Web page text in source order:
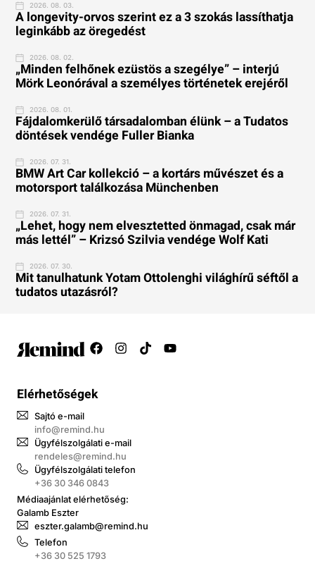
2026. 08. 03.
A longevity-orvos szerint ez a 3 szokás lassíthatja
leginkább az öregedést
2026. 08. 02.
„Minden felhőnek ezüstös a szegélye” – interjú
Mörk Leonórával a személyes történetek erejéről
2026. 08. 01.
Fájdalomkerülő társadalomban élünk – a Tudatos
döntések vendége Fuller Bianka
2026. 07. 31.
BMW Art Car kollekció – a kortárs művészet és a
motorsport találkozása Münchenben
2026. 07. 31.
„Lehet, hogy nem elvesztetted önmagad, csak már
más lettél” – Krizsó Szilvia vendége Wolf Kati
2026. 07. 30.
Mit tanulhatunk Yotam Ottolenghi világhírű séftől a
tudatos utazásról?
Elérhetőségek
Sajtó e-mail
info@remind.hu
Ügyfélszolgálati e-mail
rendeles@remind.hu
Ügyfélszolgálati telefon
+36 30 346 0843
Médiaajánlat elérhetőség:
Galamb Eszter
eszter.galamb@remind.hu
Telefon
+36 30 525 1793